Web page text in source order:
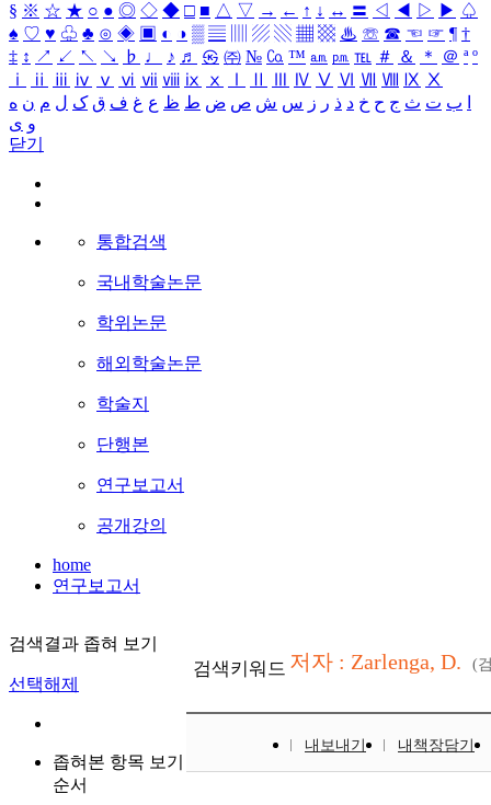
§ ※ ☆ ★ ○ ● ◎ ◇ ◆ □ ■ △ ▽ → ← ↑ ↓ ↔ 〓 ◁ ◀ ▷ ▶ ♤
♠ ♡ ♥ ♧ ♣ ⊙ ◈ ▣ ◐ ◑ ▒ ▤ ▨ ▧ ▦ ▩ ♨ ☏ ☎ ☜ ☞ ¶ †
‡ ↕ ↗ ↙ ↖ ↘ ♭ ♩ ♪ ♬ ㉿ ㈜ № ㏇ ™ ㏂ ㏘ ℡ ＃ ＆ ＊ ＠ ª º
ⅰ
ⅱ ⅲ ⅳ ⅴ ⅵ ⅶ ⅷ ⅸ ⅹ Ⅳ Ⅴ Ⅵ Ⅶ Ⅷ Ⅸ Ⅹ
ب ت ث ج ح خ د ذ ر ز س ش ص ض ط ظ ع غ ف ق ک ل م ن ه
و ی
닫기
통합검색
국내학술논문
학위논문
해외학술논문
학술지
단행본
연구보고서
공개강의
home
연구보고서
검색결과 좁혀 보기
선택해제
좁혀본 항목 보기
순서
검색키워드 저자 : Zarlenga, D. (
내보내기 내책장담기